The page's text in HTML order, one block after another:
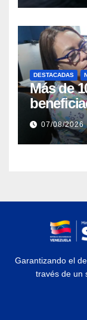
DESTACADAS
Más de
prótesis
07/08/2026
Garantizando el
través de un